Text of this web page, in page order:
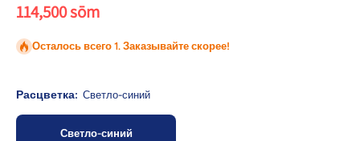
114,500 sōm
Осталось всего 1. Заказывайте скорее!
Расцветка: Светло-синий
Светло-синий